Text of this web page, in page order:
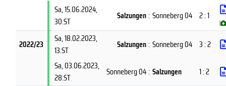
Sa, 15.06.2024,
30.ST
Salzungen: Sonneberg 04 2 : 1
(
2022/23 Sa, 18.02.2023,
13.ST
Salzungen: Sonneberg 04 3 : 2
Sa, 03.06.2023,
28.ST
Sonneberg 04: Salzungen 1 : 2